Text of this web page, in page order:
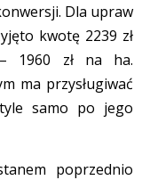
Dla upraw
kwotę 2239 zł
1960 zł na ha.
ma przysługiwać
samo po jego
poprzednio